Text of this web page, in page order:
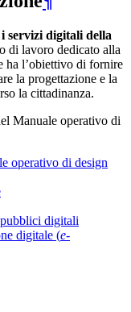
servizi digitali della
di lavoro dedicato alla
ha l’obiettivo di fornire
la progettazione e la
la cittadinanza.
Manuale operativo di
operativo di design
digitali
digitale (e-